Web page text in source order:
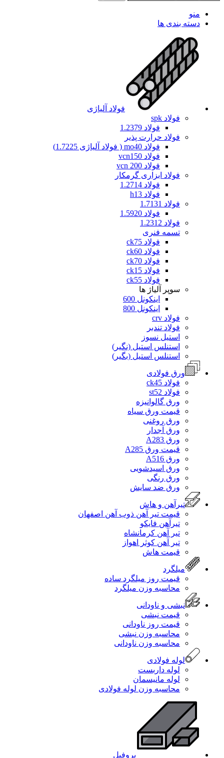
منو
دسته بندی ها
فولاد آلیاژی
فولاد spk
فولاد 1.2379
فولاد حرارت پذیر
فولاد mo40 ( فولاد آلیاژی 1.7225)
فولاد vcn150
فولاد vcn 200
فولاد ابزاری گرمکار
فولاد 1.2714
فولاد h13
فولاد 1.7131
فولاد 1.5920
فولاد 1.2312
تسمه فنری
فولاد ck75
فولاد ck60
فولاد ck70
فولاد ck15
فولاد ck55
سوپر آلیاژ ها
اینکونل 600
اینکونل 800
فولاد crv
فولاد تندبر
استیل نسوز
استنلس استیل (نگیر)
استنلس استیل (بگیر)
ورق فولادی
فولاد ck45
فولاد st52
ورق گالوانیزه
قیمت ورق سیاه
ورق روغنی
ورق آجدار
ورق A283
قیمت ورق A285
ورق A516
ورق اسیدشویی
ورق رنگی
ورق ضد سایش
تیرآهن و هاش
قیمت تیر آهن ذوب آهن اصفهان
تیرآهن فایکو
تیر آهن کرمانشاه
تیر آهن کوثر اهواز
قیمت هاش
میلگرد
قیمت روز میلگرد ساده
محاسبه وزن میلگرد
نبشی و ناودانی
قیمت نبشی
قیمت روز ناودانی
محاسبه وزن نبشی
محاسبه وزن ناودانی
لوله فولادی
لوله داربست
لوله مانیسمان
محاسبه وزن لوله فولادی
پروفیل